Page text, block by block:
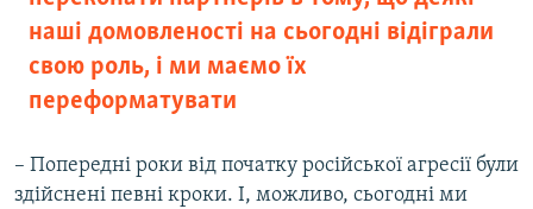
наші домовленості на сьогодні відіграли
свою роль, і ми маємо їх
переформатувати
– Попередні роки від початку російської агресії були
здійснені певні кроки. І, можливо, сьогодні ми